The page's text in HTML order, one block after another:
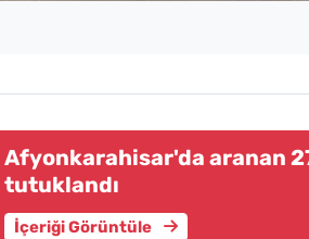
Afyonkarahisar'da aranan
tutuklandı
İçeriği Görüntüle